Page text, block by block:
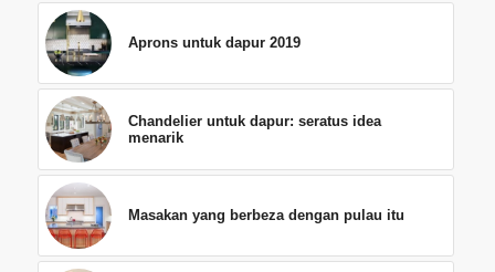
Aprons untuk dapur 2019
Chandelier untuk dapur: seratus idea
menarik
Masakan yang berbeza dengan pulau itu